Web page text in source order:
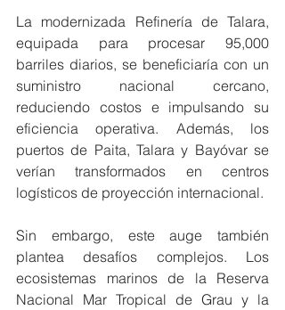
La modernizada Refinería de Talara,
equipada para procesar 95,000
barriles diarios, se beneficiaría con un
suministro nacional cercano,
reduciendo costos e impulsando su
eficiencia operativa. Además, los
puertos de Paita, Talara y Bayóvar se
verían transformados en centros
logísticos de proyección internacional.
Sin embargo, este auge también
plantea desafíos complejos. Los
ecosistemas marinos de la Reserva
Nacional Mar Tropical de Grau y la